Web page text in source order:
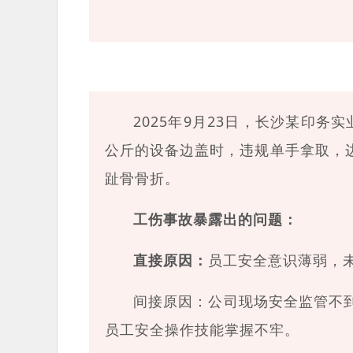
2025年9月23日，长沙某印务
公斤的设备边盖时，违规单手拿取
趾骨骨折。
工伤事故暴露出的问题：
直接原因： 员工安全意识薄弱，
间接原因：公司现场安全监管不
员工安全操作技能掌握不牢。